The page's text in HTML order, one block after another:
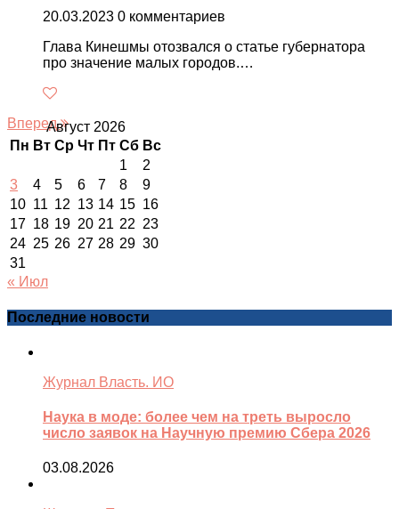
20.03.2023 0 комментариев
Глава Кинешмы отозвался о статье губернатора
про значение малых городов.…
ВпередАвгуст 2026
Пн Вт Ср Чт Пт Сб Вс
1
2
3
4 5 6 7 8
9
10 11 12 13 14 15 16
17 18 19 20 21 22 23
24 25 26 27 28 29 30
31
« Июл
Последние новости
Журнал Власть. ИО
Наука в моде: более чем на треть выросло
число заявок на Научную премию Сбера 2026
03.08.2026